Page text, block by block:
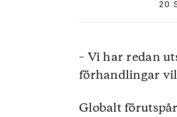
20
– Vi har redan
förhandlingar
Globalt